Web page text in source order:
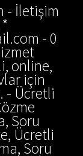
- İletişim
- 0
online,
için
- Ücretli
Soru
Ücretli
Soru